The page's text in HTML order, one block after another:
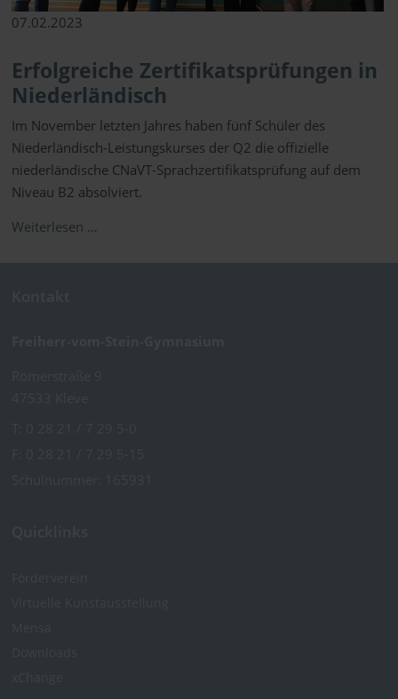
07.02.2023
Erfolgreiche Zertifikatsprüfungen in
Niederländisch
Im November letzten Jahres haben fünf Schüler des
Niederländisch-Leistungskurses der Q2 die offizielle
niederländische CNaVT-Sprachzertifikatsprüfung auf dem
Niveau B2 absolviert.
Weiterlesen …